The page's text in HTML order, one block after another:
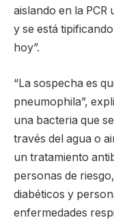
aislando en la PCR
y se está
hoy”.
“La sospecha es
pneumophila”,
una bacteria que
través del agua o
un tratamiento
personas de
diabéticos y
enfermedades